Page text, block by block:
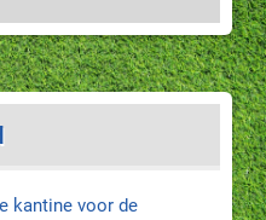
kantine voor de